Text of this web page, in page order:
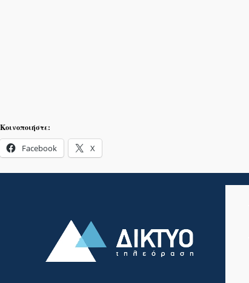
Κοινοποιήστε:
Facebook X